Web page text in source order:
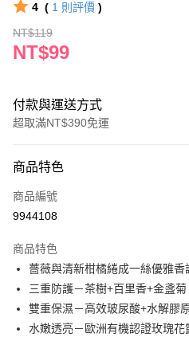
4 ( 1 則評價 )
NT$119
NT$99
付款與運送方式
超取滿NT$390免運
POYA支付
信用卡一次付款
LINE Pay
Apple Pay
街口支付
商品特色
商品編號
9944108
商品特色
薔薇與清新柑橘綣成一絲優雅香
三重防護－茶樹+百里香+金盞菊
雙重保濕－高效玻尿酸+水解膠
水嫩透亮－歐洲有機認證玫瑰花